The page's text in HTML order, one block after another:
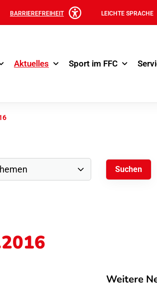
BARRIEREFREIHEIT LEICHTE SPRACHE
Aktuelles Sport im FFC
Weitere